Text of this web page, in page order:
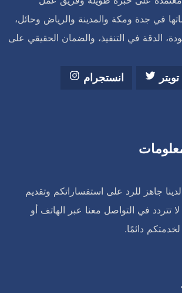
في جدة ومكة والمدينة والرياض وحائل،
الدقة في التنفيذ، والضمان الحقيقي على
تويتر انستجرام
جاهز للرد على استفساراتكم وتقديم
في التواصل معنا عبر الهاتف أو
دائمًا.